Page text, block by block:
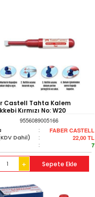
Castell Tahta Kalem
Kırmızı No: W20
9556089005166
: FABER CASTELL
Dahil) : 22,00 TL
: 7
+ Sepete Ekle